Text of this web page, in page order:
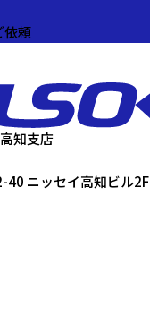
依頼
知支店
40 ニッセイ高知ビル2F